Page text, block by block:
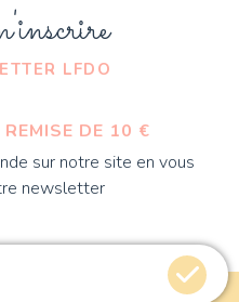
LFDO
DE 10 €
sur notre site en vous
newsletter